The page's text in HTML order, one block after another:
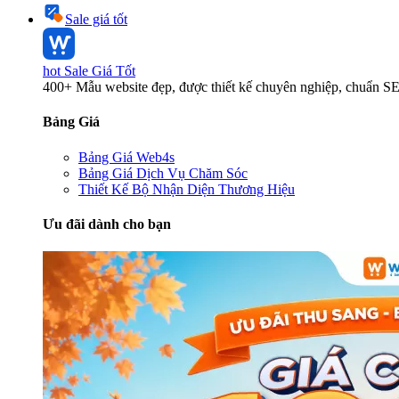
Sale giá tốt
hot Sale Giá Tốt
400+ Mẫu website đẹp, được thiết kế chuyên nghiệp, chuẩn
Bảng Giá
Bảng Giá Web4s
Bảng Giá Dịch Vụ Chăm Sóc
Thiết Kế Bộ Nhận Diện Thương Hiệu
Ưu đãi dành cho bạn